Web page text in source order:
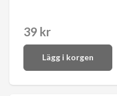
39 kr
Lägg i korgen